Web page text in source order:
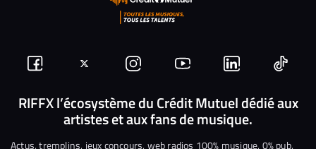
Suivez-
nous
Facebook
Suivez-
nous
sur
Twitter
Nous
rejoindre
sur
Instagram
Nous
rejoindre
sur
YouTube
Nous
rejoindre
sur
Linkedin
Nous
RIFFX l’écosystème du Crédit Mutuel dédié aux
artistes et aux fans de musique.
Actus, tremplins, jeux concours, web radios 100% musique, 0% pub,